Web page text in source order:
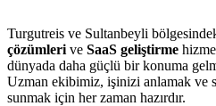
Turgutreis ve Sultanbeyli
çözümleri ve SaaS geliştirme
dünyada daha güçlü bir konuma
Uzman ekibimiz, işinizi anlamak ve
sunmak için her zaman hazırdır.